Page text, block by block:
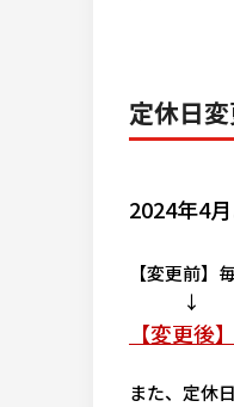
定休日
2024年4
【変更前】
↓
【変更後
また、定休